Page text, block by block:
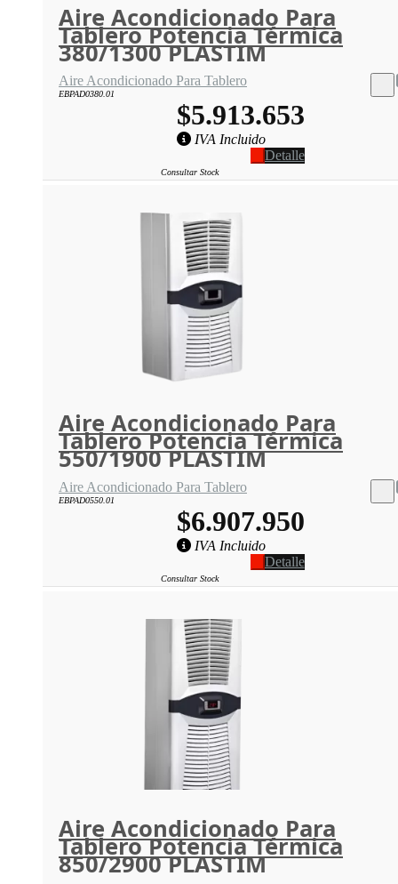
Aire Acondicionado Para
Tablero Potencia Térmica
380/1300 PLASTIM
Aire Acondicionado Para Tablero
EBPAD0380.01
$5.913.653
IVA Incluido
Detalle
Consultar Stock
Aire Acondicionado Para
Tablero Potencia Térmica
550/1900 PLASTIM
Aire Acondicionado Para Tablero
EBPAD0550.01
$6.907.950
IVA Incluido
Detalle
Consultar Stock
Aire Acondicionado Para
Tablero Potencia Térmica
850/2900 PLASTIM